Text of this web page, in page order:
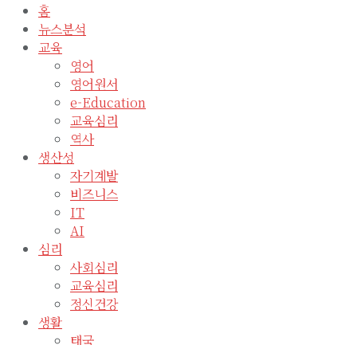
홈
뉴스분석
교육
영어
영어원서
e-Education
교육심리
역사
생산성
자기계발
비즈니스
IT
AI
심리
사회심리
교육심리
정신건강
생활
태국